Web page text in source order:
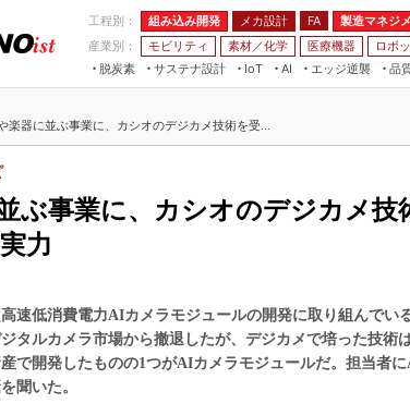
工程別： 組み込み開発 メカ設計 FA 製造マネジ
産業別：
モビリティ 素材／化学 医療機器 ロボ
脱炭素
サステナ設計
IoT
つながる工場
AI
AI×設備保全
エッジ逆襲 品
JIMTOF
IIFES
TECHNO-FRONTIER
人テク展
つながるクルマ
フィールドサービス
組み込みモデリング
Windows Embedded
楽器に並ぶ事業に、カシオのデジカメ技術を受...
ぶ事業に、カシオのデジカメ技
力
速低消費電力AIカメラモジュールの開発に取り組んでい
タルカメラ市場から撤退したが、デジカメで培った技術
で開発したものの1つがAIカメラモジュールだ。担当者
聞いた。